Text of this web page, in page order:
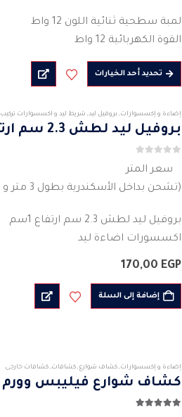
لمبة سطحية ثنائية اللون 12 واط
القوة الكهربائية 12 واط
الجهد 220 فولت -240 فولت
نوع الاضاءة : ليد
تحديد أحد الخياراتهناك
العديد
الأشكال
اختيار
الخيارات
صفحة
المنتج
إضاءة و إكسسوارات , بروفيل ليد, شريط ليد و اكسسوارات تركيب
بروفيل ليد لطش 2.3 سم ارتفاع 1سم
سعر المتر
(تشحن بداخل الأسكندرية بطول 3 متر و خارج الأسكندرية يشحن العود الواحد ثلاث قطع كل قطعة متر)
بروفيل ليد لطش 2.3 سم ارتفاع 1سم
اكسسورات اضاءة ليد
يصلح…
170,00 EGP
إضافة إلى السلة
إضاءة و إكسسوارات , كشاف شوارع , كشافات , كشافات خارجى
كشاف شوارع فيليبس وورم